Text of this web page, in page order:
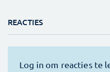
REACTIES